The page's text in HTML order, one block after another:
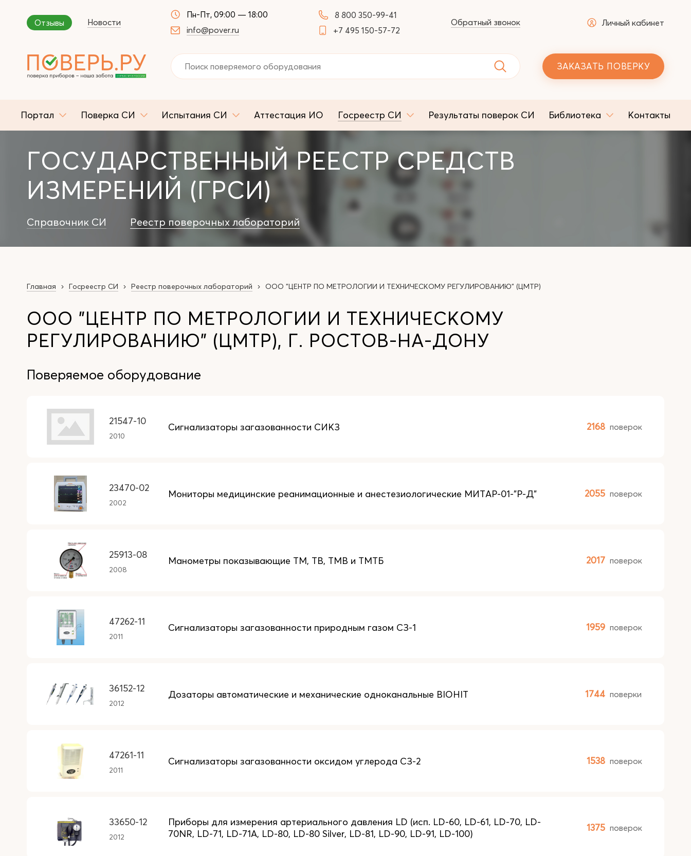
Отзывы Новости
Пн-Пт, 09:00 — 18:00
info@pover.ru
8 800 350-99-41
+7 495 150-57-72
Обратный звонок Личный кабинет
ЗАКАЗАТЬ ПОВЕРКУ
Портал Поверка СИ Испытания СИ Аттестация ИО Госреестр СИ Результаты поверок СИ Библиотека Контакты
ГОСУДАРСТВЕННЫЙ РЕЕСТР СРЕДСТВ
ИЗМЕРЕНИЙ (ГРСИ)
Справочник СИ Реестр поверочных лабораторий
Главная Госреестр СИ Реестр поверочных лабораторий ООО "ЦЕНТР ПО МЕТРОЛОГИИ И ТЕХНИЧЕСКОМУ РЕГУЛИРОВАНИЮ" (ЦМТР)
ООО "ЦЕНТР ПО МЕТРОЛОГИИ И ТЕХНИЧЕСКОМУ
РЕГУЛИРОВАНИЮ" (ЦМТР), Г. РОСТОВ-НА-ДОНУ
Поверяемое оборудование
21547-10
2010
Сигнализаторы загазованности СИКЗ 2168 поверок
23470-02
2002
Мониторы медицинские реанимационные и анестезиологические МИТАР-01-"Р-Д" 2055 поверок
25913-08
2008
Манометры показывающие ТМ, ТВ, ТМВ и ТМТБ 2017 поверок
47262-11
2011
Сигнализаторы загазованности природным газом СЗ-1 1959 поверок
36152-12
2012
Дозаторы автоматические и механические одноканальные BIOHIT 1744 поверки
47261-11
2011
Сигнализаторы загазованности оксидом углерода СЗ-2 1538 поверок
33650-12
2012
Приборы для измерения артериального давления LD (исп. LD-60, LD-61, LD-70, LD-
70NR, LD-71, LD-71A, LD-80, LD-80 Silver, LD-81, LD-90, LD-91, LD-100)
1375 поверок